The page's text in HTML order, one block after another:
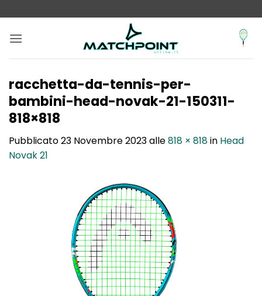
ai
contenuti
racchetta-da-tennis-per-
bambini-head-novak-21-150311-
818×818
Pubblicato23 Novembre 2023alle818 × 818in Head
Novak 21